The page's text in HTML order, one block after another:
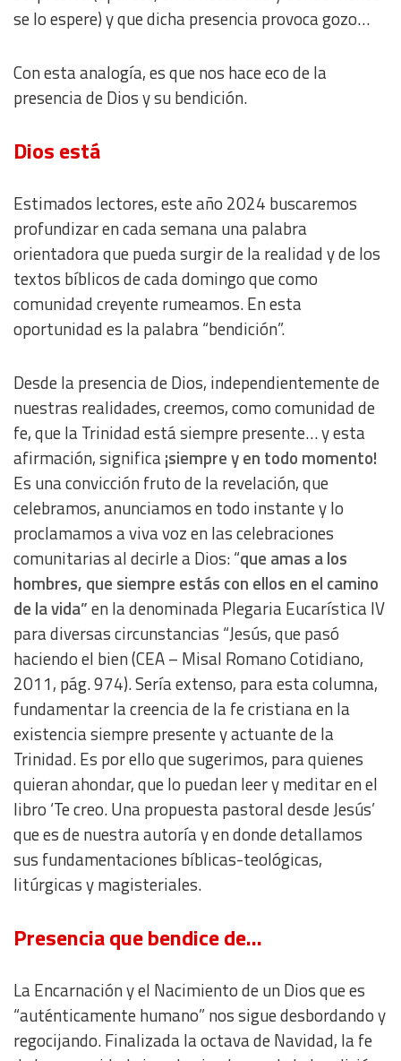
se lo espere) y que dicha presencia provoca gozo…
Con esta analogía, es que nos hace eco de la
presencia de Dios y su bendición.
Dios está
Estimados lectores, este año 2024 buscaremos
profundizar en cada semana una palabra
orientadora que pueda surgir de la realidad y de los
textos bíblicos de cada domingo que como
comunidad creyente rumeamos. En esta
oportunidad es la palabra “bendición”.
Desde la presencia de Dios, independientemente de
nuestras realidades, creemos, como comunidad de
fe, que la Trinidad está siempre presente… y esta
afirmación, significa¡siempre y en todo momento!
Es una convicción fruto de la revelación, que
celebramos, anunciamos en todo instante y lo
proclamamos a viva voz en las celebraciones
comunitarias al decirle a Dios:“que amas a los
hombres, que siempre estás con ellos en el camino
de la vida”en la denominada Plegaria Eucarística IV
para diversas circunstancias “Jesús, que pasó
haciendo el bien (CEA – Misal Romano Cotidiano,
2011, pág. 974). Sería extenso, para esta columna,
fundamentar la creencia de la fe cristiana en la
existencia siempre presente y actuante de la
Trinidad. Es por ello que sugerimos, para quienes
quieran ahondar, que lo puedan leer y meditar en el
libro ‘Te creo. Una propuesta pastoral desde Jesús’
que es de nuestra autoría y en donde detallamos
sus fundamentaciones bíblicas-teológicas,
litúrgicas y magisteriales.
Presencia que bendice de…
La Encarnación y el Nacimiento de un Dios que es
“auténticamente humano” nos sigue desbordando y
regocijando. Finalizada la octava de Navidad, la fe